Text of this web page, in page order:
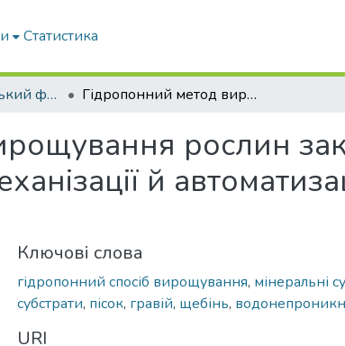
Статистика
ВСП Мелітопольський фаховий коледж ТДАТУ Гідропонний метод вирощування рослин закритого грунту як фактор поліпшення механізації й автоматизації виробничих процесів
рослин
й
Ключові слова
гідропонний спосіб вирощування, мінеральні
субстрати, пісок, гравій, щебінь,
URI